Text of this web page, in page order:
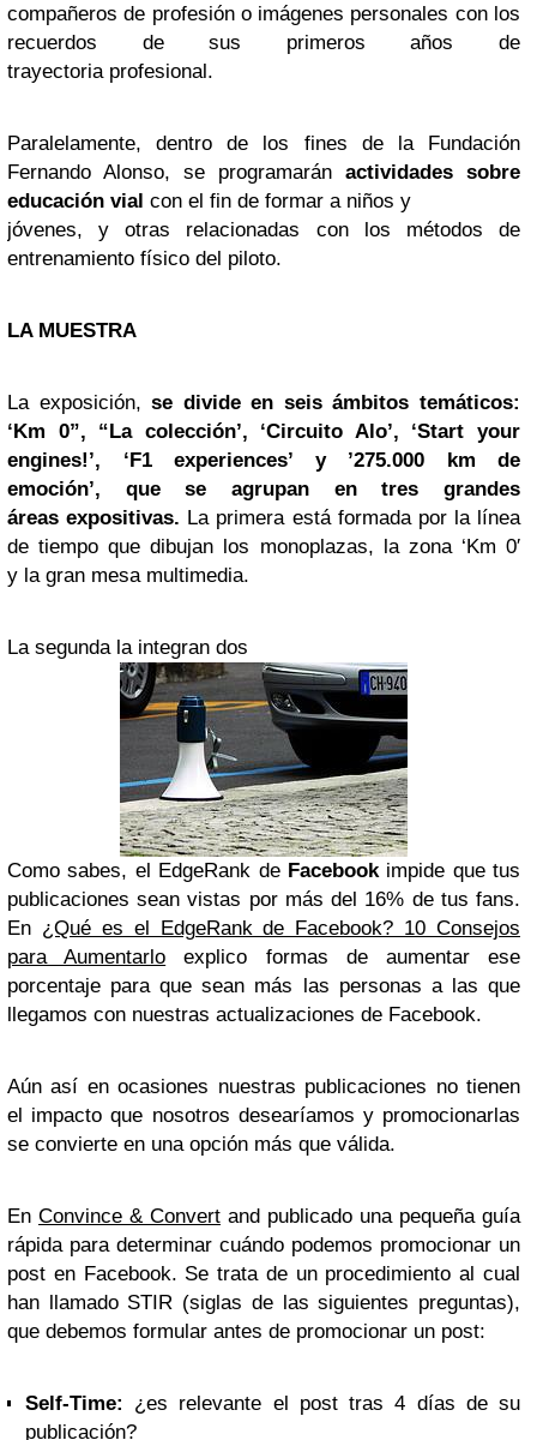
compañeros de profesión o imágenes personales con los
recuerdos de sus primeros años de
trayectoria profesional.
Paralelamente, dentro de los fines de la Fundación
Fernando Alonso, se programarán actividades sobre
educación vial con el fin de formar a niños y
jóvenes, y otras relacionadas con los métodos de
entrenamiento físico del piloto.
LA MUESTRA
La exposición,se divide en seis ámbitos temáticos:
‘Km 0”, “La colección’, ‘Circuito Alo’, ‘Start your
engines!’, ‘F1 experiences’ y ’275.000 km de
emoción’, que se agrupan en tres grandes
áreas expositivas. La primera está formada por la línea
de tiempo que dibujan los monoplazas, la zona ‘Km 0′
y la gran mesa multimedia.
La segunda la integran dos
Como sabes, el EdgeRank de Facebookimpide que tus
publicaciones sean vistas por más del 16% de tus fans.
En ¿Qué es el EdgeRank de Facebook? 10 Consejos
para Aumentarlo explico formas de aumentar ese
porcentaje para que sean más las personas a las que
llegamos con nuestras actualizaciones de Facebook.
Aún así en ocasiones nuestras publicaciones no tienen
el impacto que nosotros desearíamos y promocionarlas
se convierte en una opción más que válida.
En Convince & Convert and publicado una pequeña guía
rápida para determinar cuándo podemos promocionar un
post en Facebook. Se trata de un procedimiento al cual
han llamado STIR (siglas de las siguientes preguntas),
que debemos formular antes de promocionar un post:
Self-Time:
¿es relevante el post tras 4 días de su
publicación?